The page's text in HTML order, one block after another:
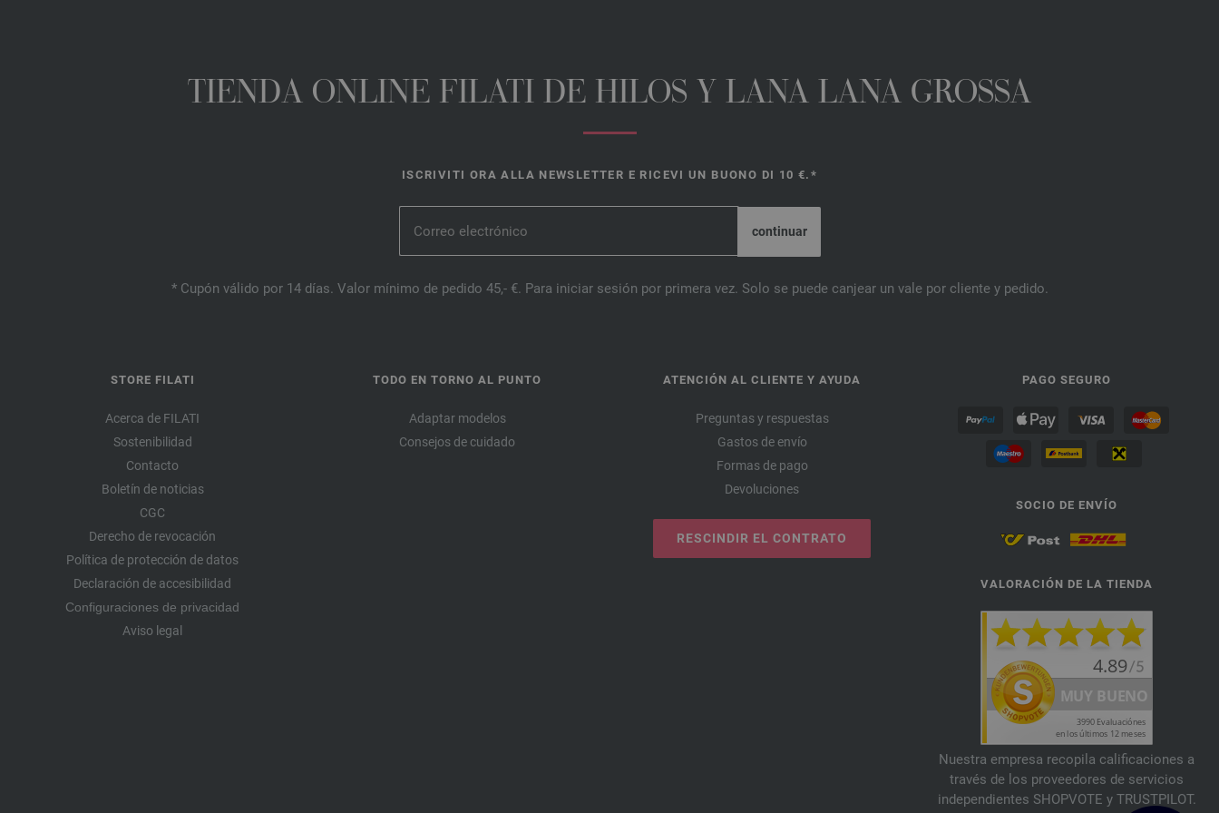
TIENDA ONLINE FILATI DE HILOS Y LANA LANA GROSSA
ISCRIVITI ORA ALLA NEWSLETTER E RICEVI UN BUONO DI 10 €.*
* Cupón válido por 14 días. Valor mínimo de pedido 45,- €. Para iniciar sesión por primera vez. Solo se puede canjear un vale por cliente y pedido.
STORE FILATI
Acerca de FILATI
Sostenibilidad
Contacto
Boletín de noticias
CGC
Derecho de revocación
Política de protección de datos
Declaración de accesibilidad
Configuraciones de privacidad
Aviso legal
TODO EN TORNO AL PUNTO
Adaptar modelos
Consejos de cuidado
ATENCIÓN AL CLIENTE Y AYUDA
Preguntas y respuestas
Gastos de envío
Formas de pago
Devoluciones
RESCINDIR EL CONTRATO
PAGO SEGURO
SOCIO DE ENVÍO
VALORACIÓN DE LA TIENDA
Nuestra empresa recopila calificaciones a
través de los proveedores de servicios
independientes SHOPVOTE y TRUSTPILOT.